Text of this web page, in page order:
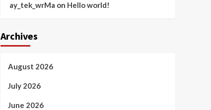
ay_tek_wrMa on Hello world!
Archives
August 2026
July 2026
June 2026